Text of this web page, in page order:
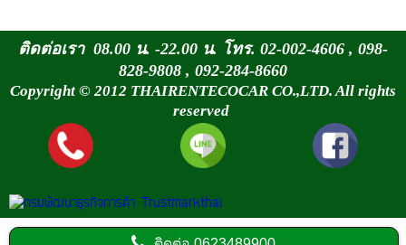
ติดต่อเรา 08.00 น. -22.00 น. โทร. 02-002-4606 , 098-
828-9808 , 092-284-8660
Copyright © 2012 THAIRENTECOCAR CO.,LTD. All rights
reserved